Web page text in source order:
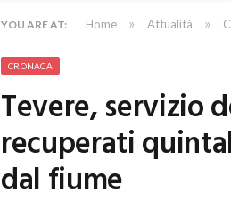
YOU ARE AT: Home » Attualità »
CRONACA
Tevere, servizio
recuperati
dal fiume